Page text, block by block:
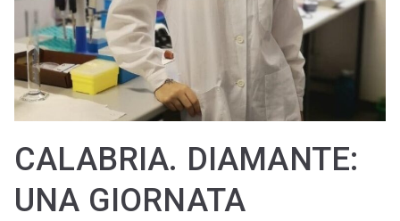
CALABRIA. DIAMANTE:
UNA GIORNATA